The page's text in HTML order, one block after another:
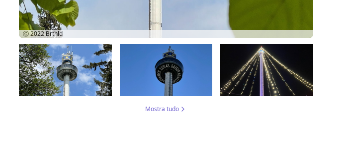
Ⓒ 2022Brthld
Mostra tudo